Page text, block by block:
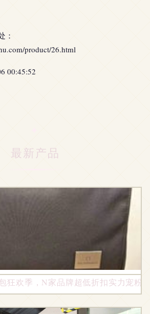
：
product/26.html
00:45:52
最新产品
狂欢季，N家品牌超低折扣实力宠粉